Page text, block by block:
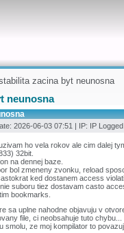
zacina byt neunosna
neunosna
2026-06-03 07:51 | IP: IP Logged
ho vela rokov ale cim dalej
32bit.
na dennej baze.
bol zmeneny zvonku, reload
ked dostanem access
suboru tiez dostavam casto
bookmarks.
sa uplne nahodne objavuju v
file, ci neobsahuje tuto
smolu, ze moj kompilator to